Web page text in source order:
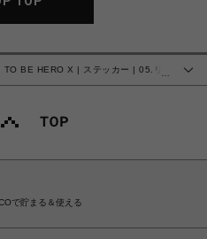
TO BE HERO X | ステッカー | 05.リ
で貯まる＆使える